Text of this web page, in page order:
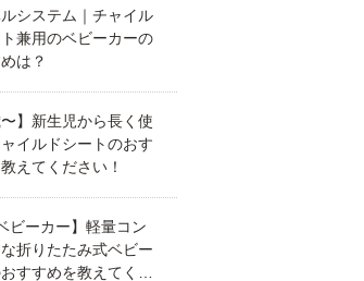
ルシステム｜チャイル
ト兼用のベビーカーの
は？
〜】新生児から長く使
イルドシートのおす
えてください！
ビーカー】軽量コン
折りたたみ式ベビー
すすめを教えてくだ